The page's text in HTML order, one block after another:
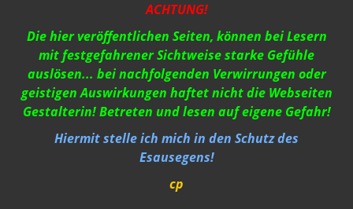
ACHTUNG!
Die hier veröffentlichen Seiten, können bei Lesern
mit festgefahrener Sichtweise starke Gefühle
auslösen... bei nachfolgenden Verwirrungen oder
geistigen Auswirkungen haftet nicht die Webseiten
Gestalterin! Betreten und lesen auf eigene Gefahr!
Hiermit stelle ich mich in den Schutz des
Esausegens!
cp